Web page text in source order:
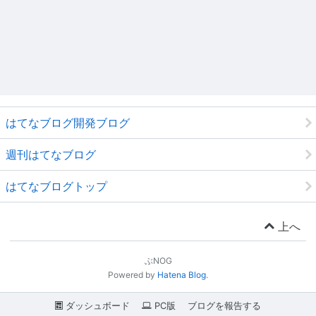
はてなブログ開発ブログ
週刊はてなブログ
はてなブログトップ
上へ
ぶNOG
Powered by Hatena Blog.
ダッシュボード PC版 ブログを報告する